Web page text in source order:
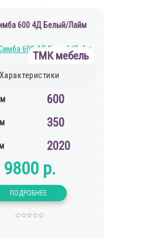
600 4Д Белый/Лайм
ТМК мебель
Характеристики
600
350
2020
9800 р.